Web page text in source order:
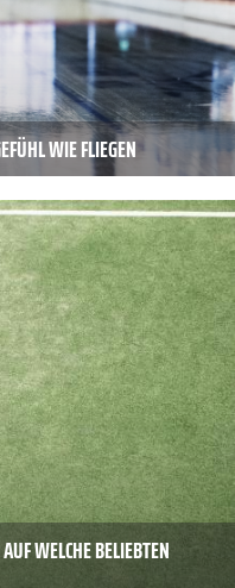
WIE FLIEGEN
WELCHE BELIEBTEN